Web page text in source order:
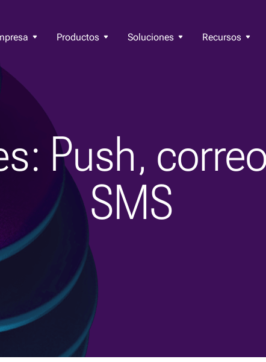
Productos Soluciones Recursos
Push,
SMS